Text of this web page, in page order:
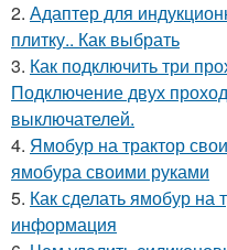
2. Адаптер для
плитку.. Как выбрать
3. Как подключить три
Подключение двух
выключателей.
4. Ямобур на трактор
ямобура своими руками
5. Как сделать ямобур
информация